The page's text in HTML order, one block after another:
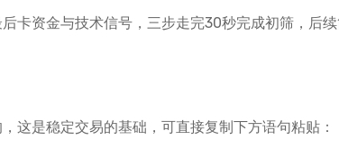
卡资金与技术信号，三步走完30秒完成初筛，后
这是稳定交易的基础，可直接复制下方语句粘贴：